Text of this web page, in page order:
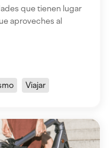
que tienen lugar
aproveches al
Viajar